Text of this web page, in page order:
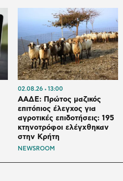
02.08.26 13:00
ΑΑΔΕ: Πρώτος μαζικός
επιτόπιος έλεγχος για
αγροτικές επιδοτήσεις: 195
κτηνοτρόφοι ελέγχθηκαν
στην Κρήτη
NEWSROOM